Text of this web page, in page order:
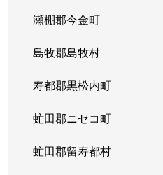
瀬棚郡今金町
島牧郡島牧村
寿都郡黒松内町
虻田郡ニセコ町
虻田郡留寿都村